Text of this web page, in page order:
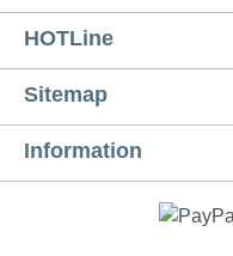
HOTLine
Sitemap
Information